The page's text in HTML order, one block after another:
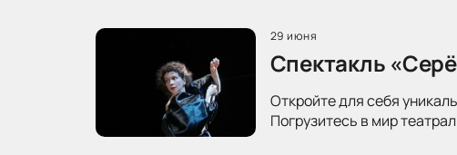
29 июня
Спектакль
Откройте для себя
Погрузитесь в мир